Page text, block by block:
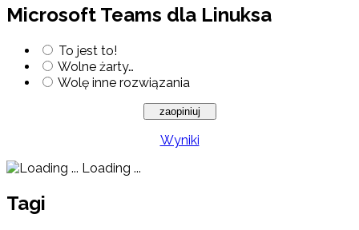
Microsoft Teams dla Linuksa
To jest to!
Wolne żarty…
Wolę inne rozwiązania
Wyniki
Loading ...
Tagi